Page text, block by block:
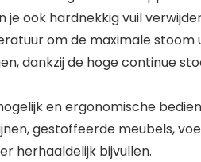
ook hardnekkig vuil
om de maximale stoom
dankzij de hoge continue
en ergonomische
gestoffeerde meubels,
herhaaldelijk bijvullen.